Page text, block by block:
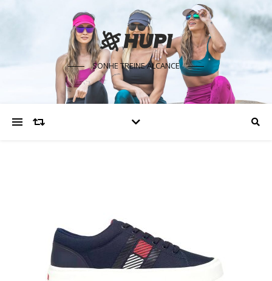
SONHE TREINE ALCANCE